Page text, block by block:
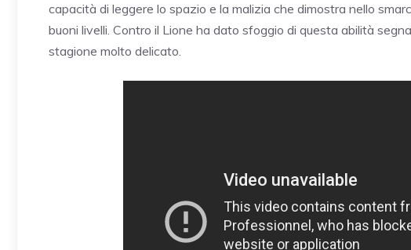
capacità di leggere lo spazio e la malizia che dimostra nello
buoni livelli. Contro il Lione ha dato sfoggio di questa abilità
stagione molto delicato.